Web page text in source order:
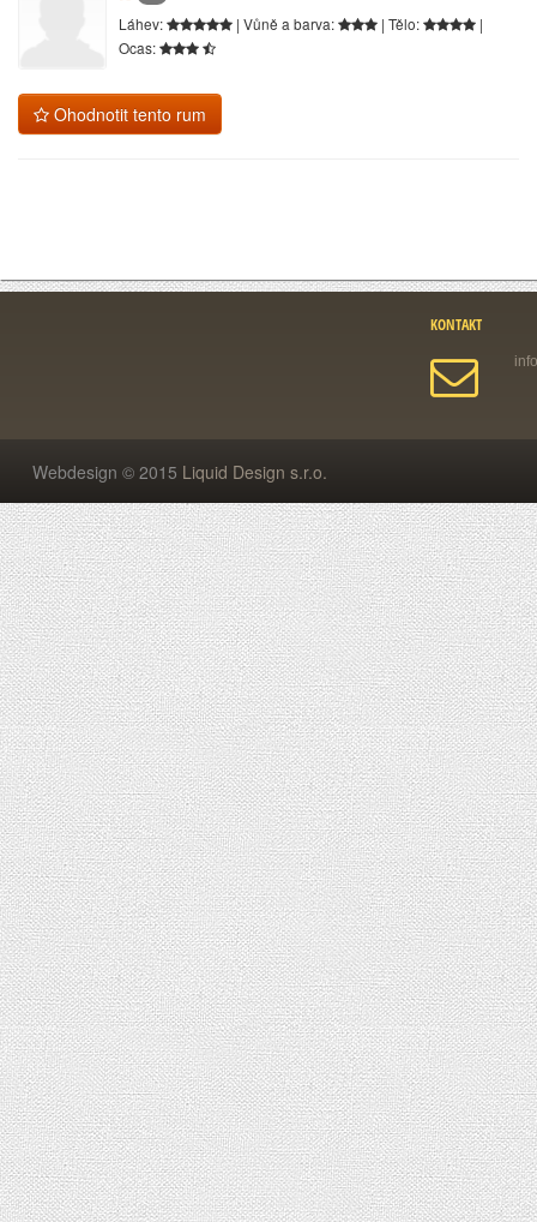
Láhev:
| Vůně a barva: | Tělo:
|
Ocas:
Ohodnotit tento rum
KONTAKT
Webdesign © 2015 Liquid Design s.r.o.